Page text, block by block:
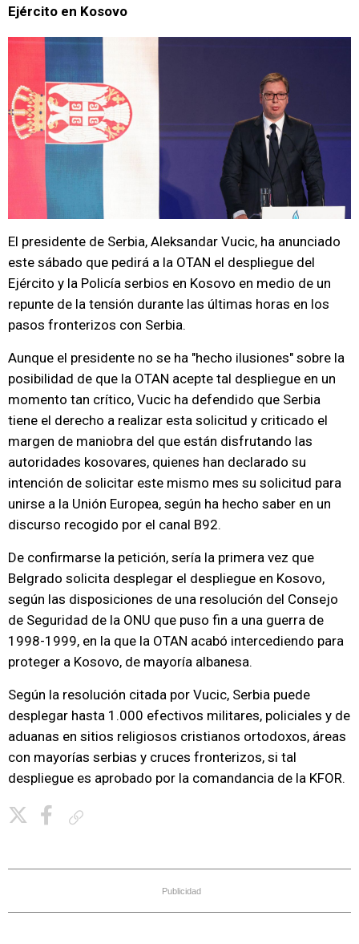
Ejército en Kosovo
El presidente de Serbia, Aleksandar Vucic, ha anunciado
este sábado que pedirá a la OTAN el despliegue del
Ejército y la Policía serbios en Kosovo en medio de un
repunte de la tensión durante las últimas horas en los
pasos fronterizos con Serbia.
Aunque el presidente no se ha "hecho ilusiones" sobre la
posibilidad de que la OTAN acepte tal despliegue en un
momento tan crítico, Vucic ha defendido que Serbia
tiene el derecho a realizar esta solicitud y criticado el
margen de maniobra del que están disfrutando las
autoridades kosovares, quienes han declarado su
intención de solicitar este mismo mes su solicitud para
unirse a la Unión Europea, según ha hecho saber en un
discurso recogido por el canal B92.
De confirmarse la petición, sería la primera vez que
Belgrado solicita desplegar el despliegue en Kosovo,
según las disposiciones de una resolución del Consejo
de Seguridad de la ONU que puso fin a una guerra de
1998-1999, en la que la OTAN acabó intercediendo para
proteger a Kosovo, de mayoría albanesa.
Según la resolución citada por Vucic, Serbia puede
desplegar hasta 1.000 efectivos militares, policiales y de
aduanas en sitios religiosos cristianos ortodoxos, áreas
con mayorías serbias y cruces fronterizos, si tal
despliegue es aprobado por la comandancia de la KFOR.
Publicidad